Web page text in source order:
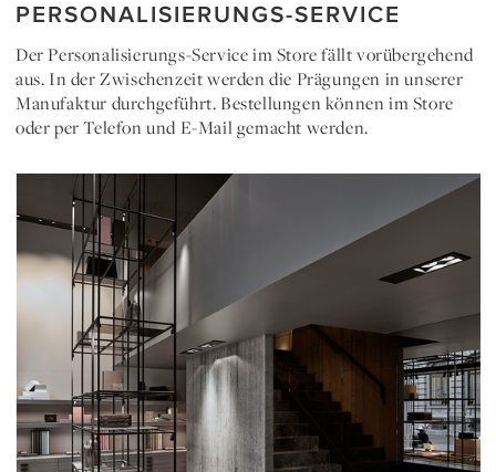
PERSONALISIERUNGS-SERVICE
Der Personalisierungs-Service im Store fällt vorübergehend
aus. In der Zwischenzeit werden die Prägungen in unserer
Manufaktur durchgeführt. Bestellungen können im Store
oder per Telefon und E-Mail gemacht werden.